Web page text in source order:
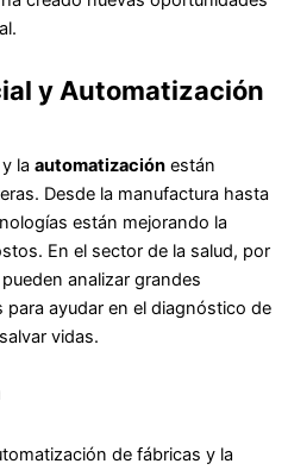
y Automatización
y la automatización están
Desde la manufactura hasta
están mejorando la
En el sector de la salud, por
analizar grandes
ayudar en el diagnóstico de
vidas.
de fábricas y la